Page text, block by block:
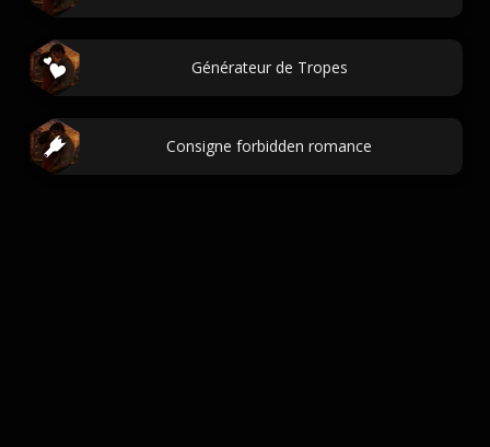
Générateur de Tropes
Consigne forbidden romance